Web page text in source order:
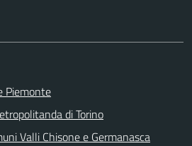
Piemonte
di Torino
Valli Chisone e Germanasca